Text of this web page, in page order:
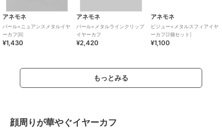
アネモネ
パール×ニュアンスメタルイヤ
ーカフ[B]
¥1,430
アネモネ
パール×メタルラインクリップ
イヤーカフ
¥2,420
アネモネ
ビジュー×メタルスフィアイヤ
ーカフ[2個セット]
¥1,100
もっとみる
顔周りが華やぐイヤーカフ